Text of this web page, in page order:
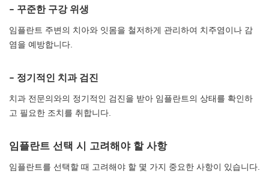
– 꾸준한 구강 위생
임플란트 주변의 치아와 잇몸을 철저하게 관리하여 치주염이나 감
염을 예방합니다.
– 정기적인 치과 검진
치과 전문의와의 정기적인 검진을 받아 임플란트의 상태를 확인하
고 필요한 조치를 취합니다.
임플란트 선택 시 고려해야 할 사항
임플란트를 선택할 때 고려해야 할 몇 가지 중요한 사항이 있습니다.